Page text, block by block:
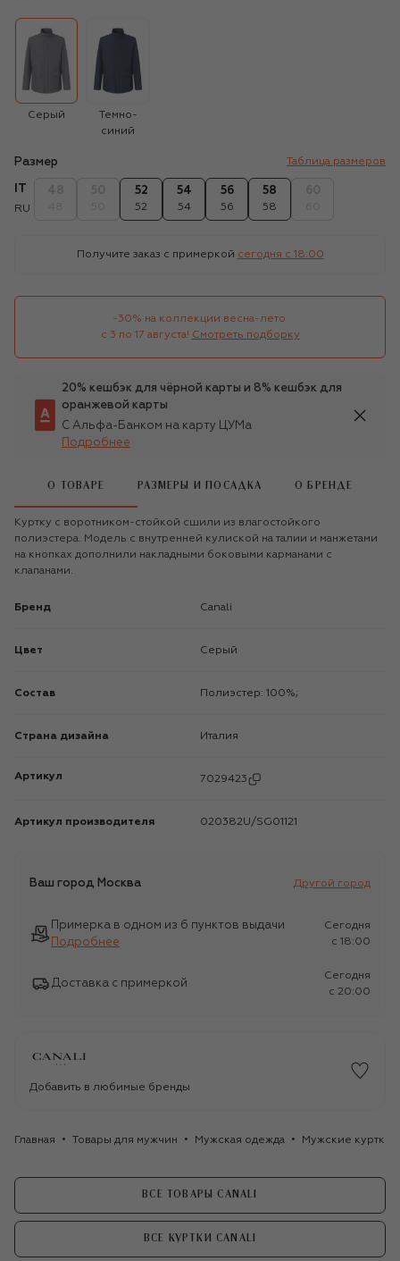
Серый
Темно-
синий
Размер Таблица размеров
RU
52
52
54
54
56
56
58
58
Получите заказ с примеркой сегодня c 18:00
-30% на коллекции весна-лето
с 3 по 17 августа! Смотреть подборку
20% кешбэк для чёрной карты и 8% кешбэк для
оранжевой карты
С Альфа-Банком на карту ЦУМа
Подробнее
О ТОВАРЕ РАЗМЕРЫ И ПОСАДКА О БРЕНДЕ
Куртку с воротником-стойкой сшили из влагостойкого
полиэстера. Модель с внутренней кулиской на талии и манжетами
на кнопках дополнили накладными боковыми карманами с
клапанами.
Бренд Canali
Цвет Серый
Состав Полиэстер: 100%;
Страна дизайна Италия
Артикул 7029423
Артикул производителя 020382U/SG01121
Ваш город Москва Другой город
Примерка в одном из 6 пунктов выдачи
Подробнее
Сегодня
c 18:00
Доставка с примеркой
Сегодня
c 20:00
Добавить в любимые бренды
Главная Товары для мужчин Мужская одежда Мужские куртки
ВСЕ ТОВАРЫ CANALI
ВСЕ КУРТКИ CANALI